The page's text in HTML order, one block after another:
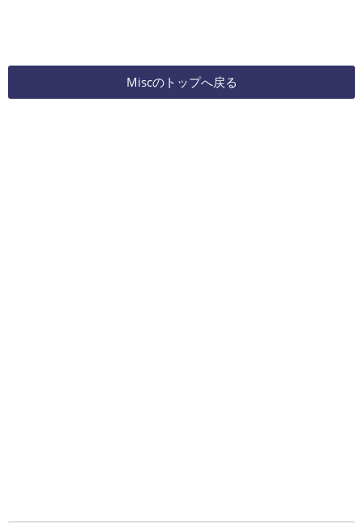
Miscのトップへ戻る